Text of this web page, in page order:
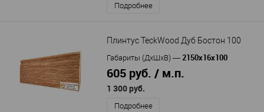
Подробнее
Плинтус TeckWood Дуб Бостон 100
Габариты (ДхШхВ) — 2150х16х100
605 руб. / м.п.
1 300 руб.
Подробнее